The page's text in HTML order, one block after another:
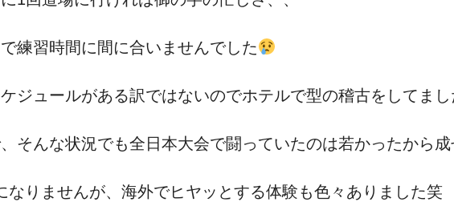
練習時間に間に合いませんでした
ジュールがある訳ではないのでホテルで型の稽古をしてま
そんな状況でも全日本大会で闘っていたのは若かったから
なりませんが、海外でヒヤッとする体験も色々ありました笑